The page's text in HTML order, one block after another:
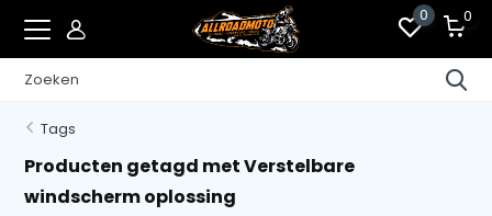
0 0
Tags
Producten getagd met Verstelbare
windscherm oplossing